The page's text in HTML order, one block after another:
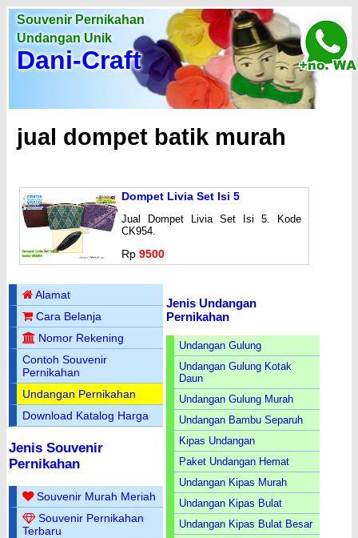
Souvenir Pernikahan
Undangan Unik
Dani-Craft
jual dompet batik murah
Dompet Livia Set Isi 5
Jual Dompet Livia Set Isi 5. Kode
CK954.
Rp 9500
Alamat
Cara Belanja
Nomor Rekening
Contoh Souvenir
Pernikahan
Undangan Pernikahan
Download Katalog Harga
Jenis Souvenir
Pernikahan
Souvenir Murah Meriah
Souvenir Pernikahan
Terbaru
Jenis Undangan
Pernikahan
Undangan Gulung
Undangan Gulung Kotak
Daun
Undangan Gulung Murah
Undangan Bambu Separuh
Kipas Undangan
Paket Undangan Hemat
Undangan Kipas Murah
Undangan Kipas Bulat
Undangan Kipas Bulat Besar